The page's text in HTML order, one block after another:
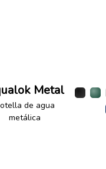
Metal
de agua
metálica